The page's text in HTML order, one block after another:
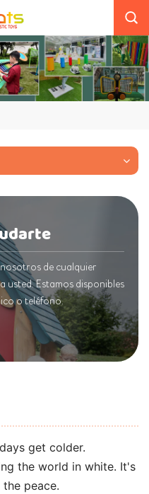
de cualquier
usted. Estamos disponibles
o teléfono.
get colder.
the world in white. It's
peace.